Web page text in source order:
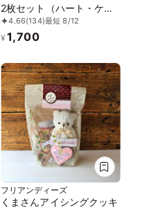
2枚セット（ハート・ケー
キ）《色が選べる》
4.66(134)最短 8/12
¥ 1,700
フリアンディーズ
くまさんアイシングクッキ